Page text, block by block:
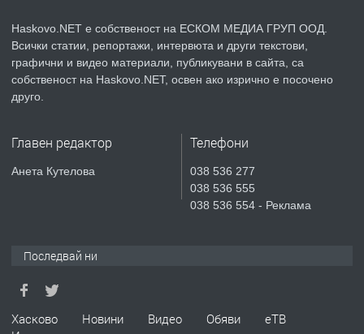
преди 2 дни
ПРЕДЛАГА
№4119 Едностаен обзаведен
Къртене на бетон! Събаряне на
Haskovo.NET е собственост на ЕСКОМ МЕДИА ГРУП ООД.
Всички статии, репортажи, интервюта и други текстови,
графични и видео материали, публикувани в сайта, са
собственост на Haskovo.NET, освен ако изрично е посочено
друго.
Главен редактор
Анета Кутелова
Телефони
038 536 277
038 536 555
038 536 554 - Реклама
Последвай ни
Хасково Новини Видео Обяви
еТВ